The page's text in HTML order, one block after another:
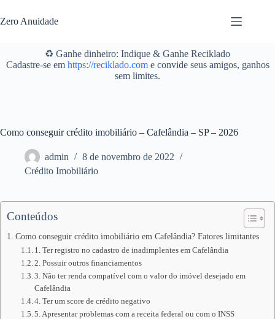
para
o
Zero Anuidade
♻️ Ganhe dinheiro: Indique & Ganhe Reciklado
Cadastre-se em https://reciklado.come convide seus amigos, ganhos
sem limites.
Como conseguir crédito imobiliário – Cafelândia – SP – 2026
admin
8 de novembro de 2022
Crédito Imobiliário
Conteúdos
Como conseguir crédito imobiliário em Cafelândia? Fatores limitantes
1. Ter registro no cadastro de inadimplentes em Cafelândia
2. Possuir outros financiamentos
3. Não ter renda compatível com o valor do imóvel desejado em
Cafelândia
4. Ter um score de crédito negativo
5. Apresentar problemas com a receita federal ou com o INSS